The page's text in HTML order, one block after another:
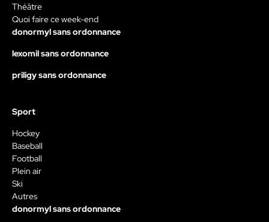
Théâtre
Quoi faire ce week-end
donormyl sans ordonnance
lexomil sans ordonnance
priligy sans ordonnance
Sport
Hockey
Baseball
Football
Plein air
Ski
Autres
donormyl sans ordonnance